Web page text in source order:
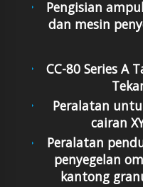
Pengisian
dan mesin
CC-80 Series A
Peralatan
cairan
Peralatan
penyegelan
kantong